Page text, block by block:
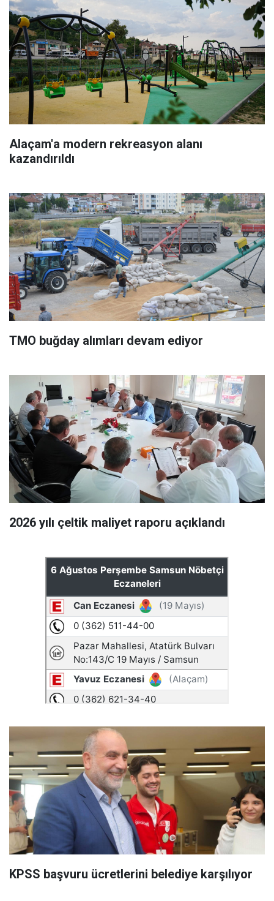
Alaçam'a modern rekreasyon alanı
kazandırıldı
TMO buğday alımları devam ediyor
2026 yılı çeltik maliyet raporu açıklandı
KPSS başvuru ücretlerini belediye karşılıyor